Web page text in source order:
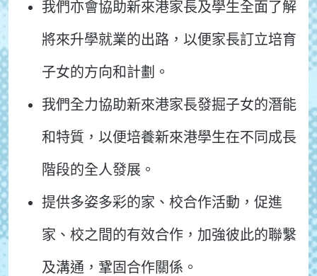
我們亦會協助新來港家長及學生全面了解
將來升學就業的出路，以便家長訂立培育
子女的方向和計劃。
我們全力協助新來港家長發掘子女的潛能
和特質，以便培養新來港學生在不同成長
階段的全人發展。
提供多姿多彩的家、校合作活動，促進
家、校之間的有效合作，加強彼此的聯繫
及溝通，鞏固合作關係。